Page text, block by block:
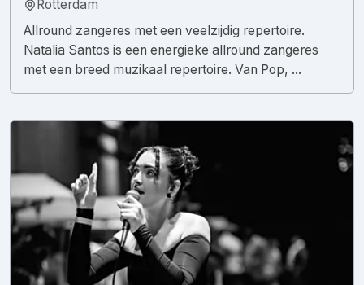
Rotterdam
Allround zangeres met een veelzijdig repertoire.
Natalia Santos is een energieke allround zangeres
met een breed muzikaal repertoire. Van Pop, ...